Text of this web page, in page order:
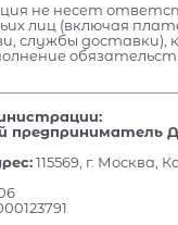
не несет
лиц (включая
службы доставки),
предприниматель
115569, г. Москва,